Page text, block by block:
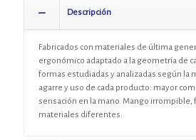
Descripción
Fabricados con materiales de última
ergonómico adaptado a la geometría de
formas estudiadas y analizadas según la
agarre y uso de cada producto: mayor
sensación en la mano. Mango irrompible,
materiales diferentes.